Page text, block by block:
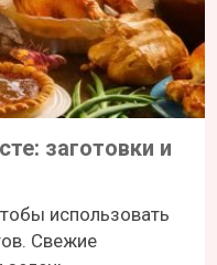
заготовки и
использовать
Свежие